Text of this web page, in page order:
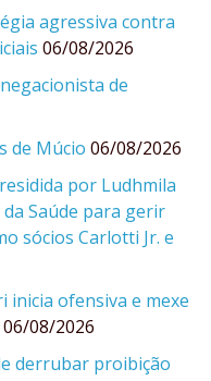
agressiva contra
06/08/2026
de
de Múcio 06/08/2026
por Ludhmila
Saúde para gerir
sócios Carlotti Jr. e
inicia ofensiva e mexe
06/08/2026
derrubar proibição